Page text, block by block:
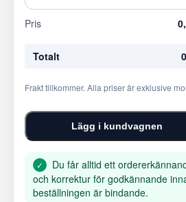
Pris
Totalt
Frakt tillkommer. Alla priser är exklusive
Lägg i kundvagnen
✓
Du får alltid ett
och korrektur för godkännande
beställningen är bindande.